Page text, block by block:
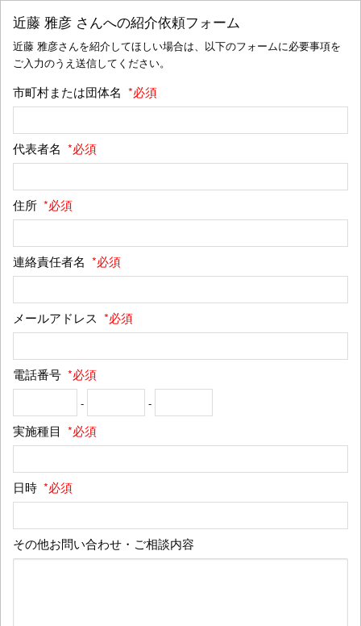
近藤 雅彦 さんへの紹介依頼フォーム
近藤 雅彦さんを紹介してほしい場合は、以下のフォームに必要事項を
ご入力のうえ送信してください。
市町村または団体名 *必須
代表者名 *必須
住所 *必須
連絡責任者名 *必須
メールアドレス *必須
電話番号 *必須
- -
実施種目 *必須
日時 *必須
その他お問い合わせ・ご相談内容